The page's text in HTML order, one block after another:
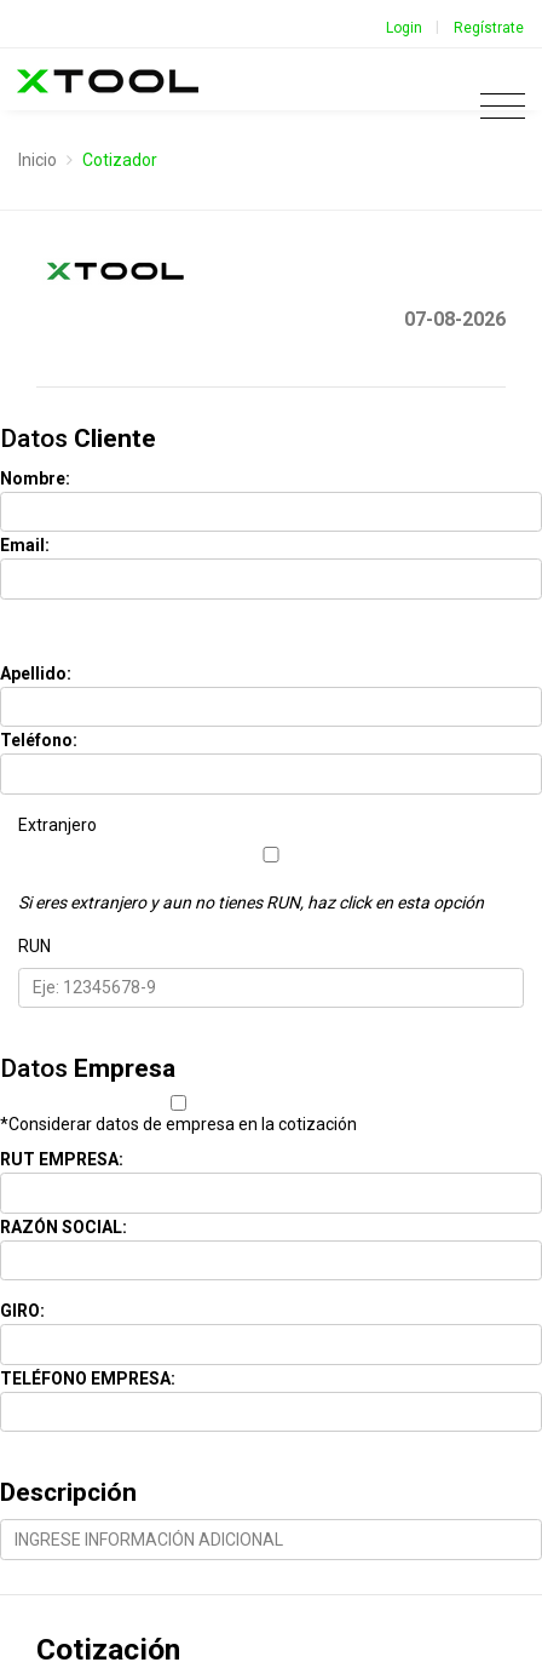
Login | Regístrate
Inicio Cotizador
07-08-2026
Datos Cliente
Nombre:
Email:
Apellido:
Teléfono:
Extranjero
Si eres extranjero y aun no tienes RUN, haz click en esta opción
RUN
Datos Empresa
*Considerar datos de empresa en la cotización
RUT EMPRESA:
RAZÓN SOCIAL:
GIRO:
TELÉFONO EMPRESA:
Descripción
Cotización